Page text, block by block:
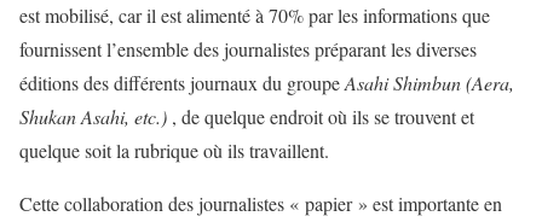
est mobilisé, car il est alimenté à 70% par les informations que
fournissent l’ensemble des journalistes préparant les diverses
éditions des différents journaux du groupeAsahi Shimbun (Aera,
Shukan Asahi, etc.) , de quelque endroit où ils se trouvent et
quelque soit la rubrique où ils travaillent.
Cette collaboration des journalistes « papier » est importante en